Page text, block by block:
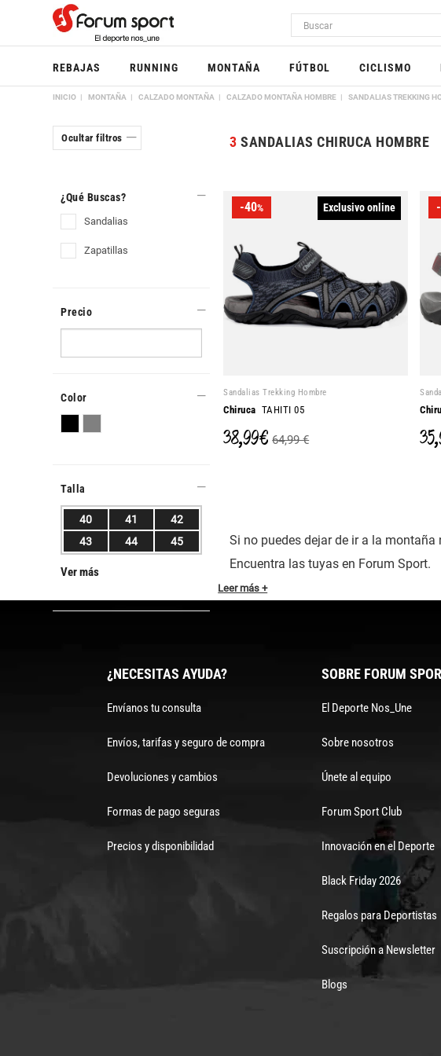
REBAJAS RUNNING MONTAÑA FÚTBOL CICLISMO
INICIO MONTAÑA CALZADO MONTAÑA CALZADO MONTAÑA HOMBRE SANDALIAS TREKKING
3 SANDALIAS CHIRUCA HOMBRE
-40% Exclusivo online
Sandalias Trekking Hombre
Chiruca TAHITI 05
38,99 € 64,99 €
Si no puedes dejar de ir a la
Encuentra las tuyas en Forum Sport.
Leer más +
Ocultar filtros
¿Qué Buscas?
sandalias
zapatillas
Precio
Color
Talla
40 41
42
43
44 45
Ver más
¿NECESITAS AYUDA?
Envíanos tu consulta
Envíos, tarifas y seguro de compra
Devoluciones y cambios
Formas de pago seguras
Precios y disponibilidad
SOBRE FORUM
El Deporte Nos_Une
Sobre nosotros
Únete al equipo
Forum Sport Club
Innovación en el Deporte
Black Friday 2026
Regalos para Deportistas
Suscripción a Newsletter
Blogs